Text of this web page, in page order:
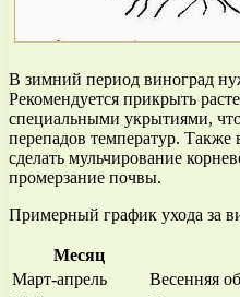
В зимний период виноград
Рекомендуется прикрыть
специальными укрытиями,
перепадов температур. Также
сделать мульчирование
промерзание почвы.
Примерный график ухода за
Месяц
Март-апрель
Весенняя